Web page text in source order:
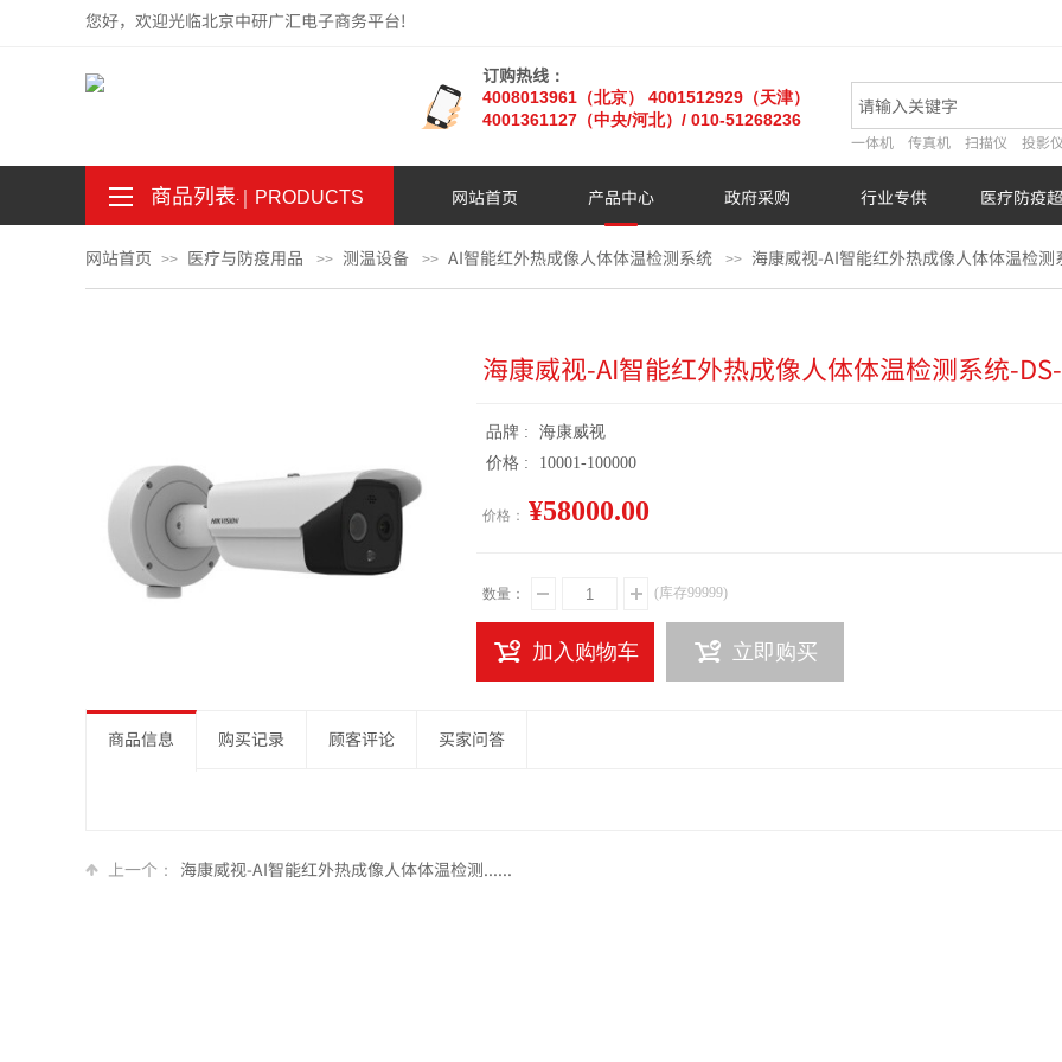
订购热线：
4008013961（北京） 4001512929（天津）
4001361127 （中央/河北） / 010-51268236
一体机 传真机 扫描仪 投影仪
您好，欢迎光临北京中研广汇电子商务平台!
商品列表｜ PRODUCTS
.
。 网站首页 产品中心 政府采购 行业专供 医疗防疫
网站首页 >> 医疗与防疫用品 >> 测温设备 >> AI智能红外热成像人体体温检测系统 >> 海康威视-AI智能红外热成像人体体温检
海康威视-AI智能红外热成像人体体温检测系统-
品牌 :
海康威视
价格 :
10001-100000
价格： ¥58000.00
数量： (库存99999)
加入购物车 立即购买
商品信息 购买记录 顾客评论 买家问答
上一个： 海康威视-AI智能红外热成像人体体温检测......